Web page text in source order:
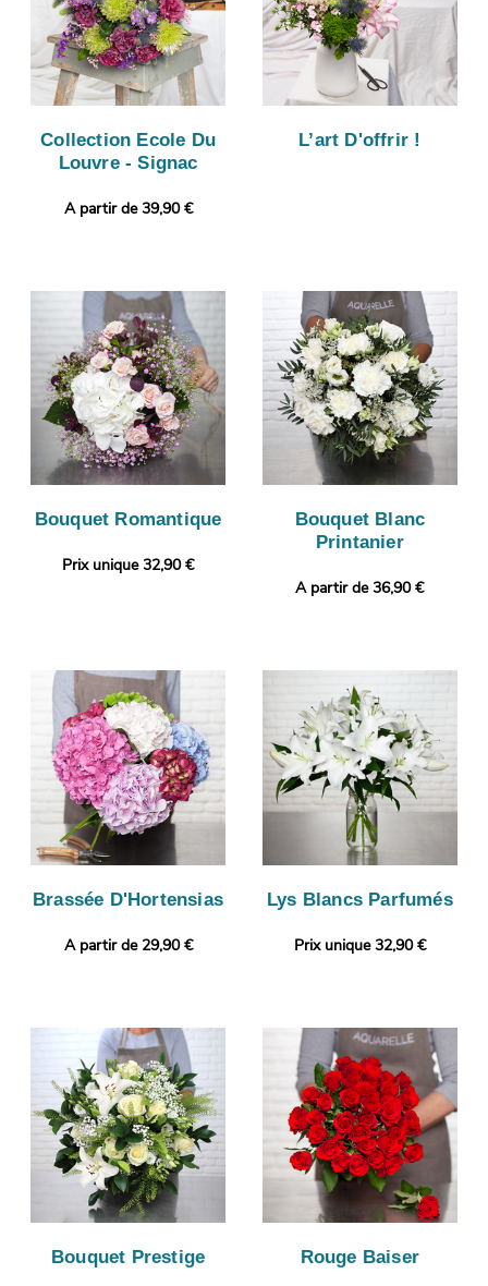
Collection Ecole Du
Louvre - Signac
A partir de 39,90 €
L’art D'offrir !
Bouquet Romantique
Prix unique 32,90 €
Bouquet Blanc
Printanier
A partir de 36,90 €
Brassée D'Hortensias
A partir de 29,90 €
Lys Blancs Parfumés
Prix unique 32,90 €
Bouquet Prestige Rouge Baiser